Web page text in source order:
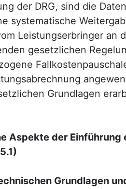
der DRG, sind die
systematische
Leistungserbringer an
gesetzlichen
Grundlagen
Aspekte der Einführung
Grundlagen